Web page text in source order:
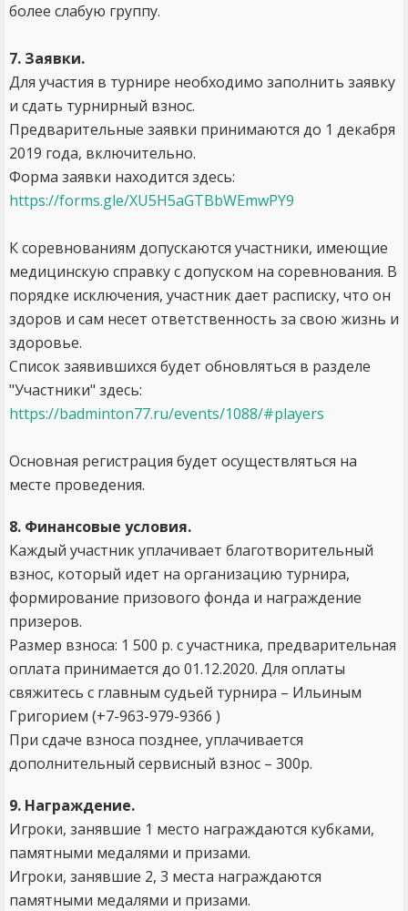
более слабую группу.
7. Заявки.
Для участия в турнире необходимо заполнить заявку
и сдать турнирный взнос.
Предварительные заявки принимаются до 1 декабря
2019 года, включительно.
Форма заявки находится здесь:
https://forms.gle/XU5H5aGTBbWEmwPY9
К соревнованиям допускаются участники, имеющие
медицинскую справку с допуском на соревнования. В
порядке исключения, участник дает расписку, что он
здоров и сам несет ответственность за свою жизнь и
здоровье.
Список заявившихся будет обновляться в разделе
"Участники" здесь:
https://badminton77.ru/events/1088/#players
Основная регистрация будет осуществляться на
месте проведения.
8. Финансовые условия.
Каждый участник уплачивает благотворительный
взнос, который идет на организацию турнира,
формирование призового фонда и награждение
призеров.
Размер взноса: 1 500 р. с участника, предварительная
оплата принимается до 01.12.2020. Для оплаты
свяжитесь с главным судьей турнира – Ильиным
Григорием (+7-963-979-9366 )
При сдаче взноса позднее, уплачивается
дополнительный сервисный взнос – 300р.
9. Награждение.
Игроки, занявшие 1 место награждаются кубками,
памятными медалями и призами.
Игроки, занявшие 2, 3 места награждаются
памятными медалями и призами.